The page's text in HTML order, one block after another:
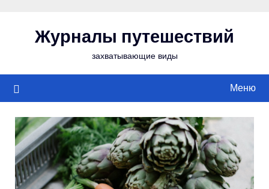
содержимомуЖурналы путешествий
захватывающие виды
Меню